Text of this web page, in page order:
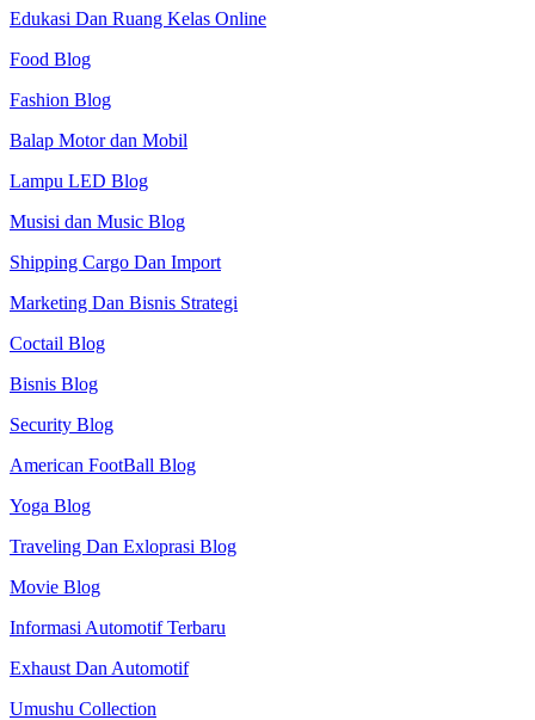
Edukasi Dan Ruang Kelas Online
Food Blog
Fashion Blog
Balap Motor dan Mobil
Lampu LED Blog
Musisi dan Music Blog
Shipping Cargo Dan Import
Marketing Dan Bisnis Strategi
Coctail Blog
Bisnis Blog
Security Blog
American FootBall Blog
Yoga Blog
Traveling Dan Exloprasi Blog
Movie Blog
Informasi Automotif Terbaru
Exhaust Dan Automotif
Umushu Collection